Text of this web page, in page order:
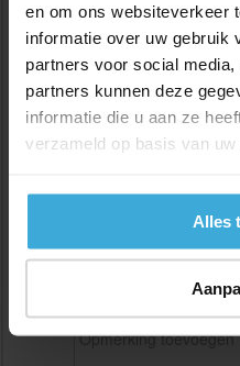
en om ons websiteverkeer
informatie over uw gebruik
partners voor social
partners kunnen deze
informatie die u aan ze
verzameld op basis van
Alles
Gewenste
lengtemaat in
(max.
+/- 2 mm
Materiaalkosten
Alle bedragen zijn excl. 21%